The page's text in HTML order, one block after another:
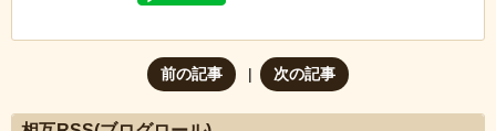
前の記事 次の記事